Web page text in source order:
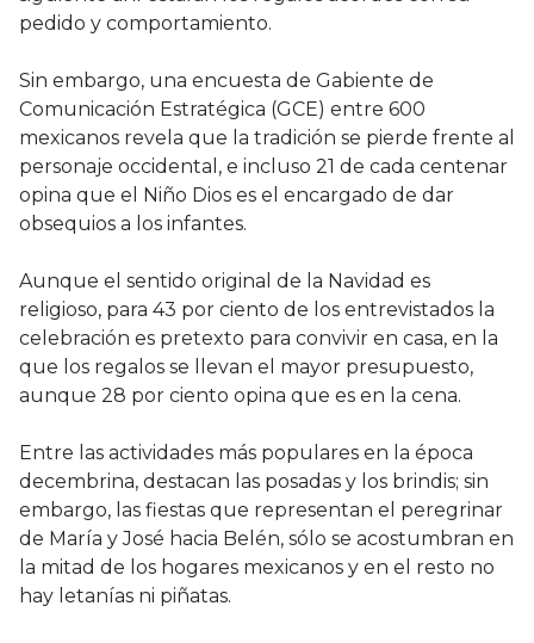
pedido y comportamiento.
Sin embargo, una encuesta de Gabiente de
Comunicación Estratégica (GCE) entre 600
mexicanos revela que la tradición se pierde frente al
personaje occidental, e incluso 21 de cada centenar
opina que el Niño Dios es el encargado de dar
obsequios a los infantes.
Aunque el sentido original de la Navidad es
religioso, para 43 por ciento de los entrevistados la
celebración es pretexto para convivir en casa, en la
que los regalos se llevan el mayor presupuesto,
aunque 28 por ciento opina que es en la cena.
Entre las actividades más populares en la época
decembrina, destacan las posadas y los brindis; sin
embargo, las fiestas que representan el peregrinar
de María y José hacia Belén, sólo se acostumbran en
la mitad de los hogares mexicanos y en el resto no
hay letanías ni piñatas.